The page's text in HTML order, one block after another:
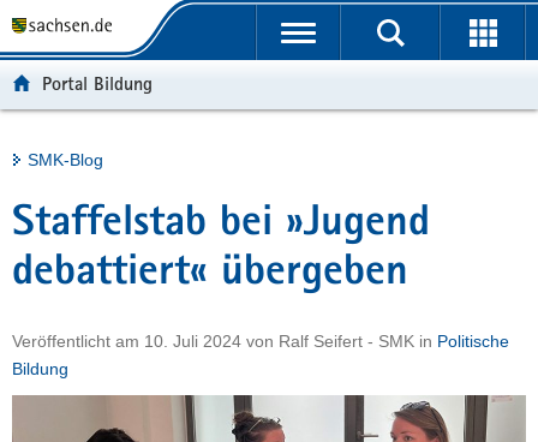
t
b
e
r
g
e
i
f
u
n
h
a
l
e
v
c
e
Portalübergreifende
Portal Bildung
Hauptinhalt
SMK-Blog
Staffelstab bei »Jugend
debattiert« übergeben
Veröffentlicht am 10. Juli 2024 von Ralf Seifert - SMK in Politische
Bildung